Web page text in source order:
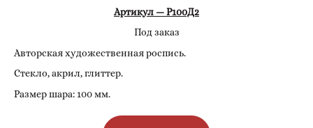
Артикул — Р100Д2
Под заказ
Авторская художественная роспись.
Стекло, акрил, глиттер.
Размер шара: 100 мм.